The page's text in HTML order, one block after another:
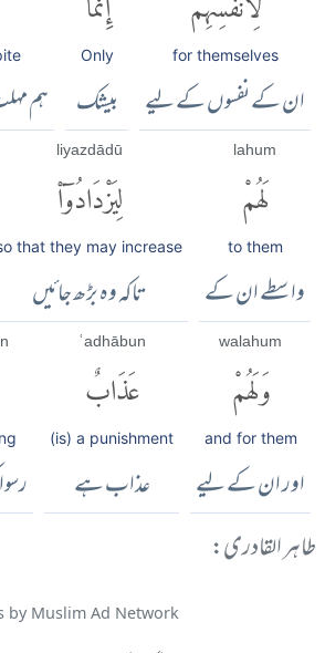
for themselves
ان کے نفسوں کے لیے
Only
بیشک ہم
lahum
لَهُمْ
to them
واسطے ان کے
liyazdādū
لِيَزْدَادُوٓا۟
that they may increase
تاکہ وہ بڑھ جائیں
walahum
وَلَهُمْ
and for them
اور ان کے لیے
ʿadhābun
عَذَابٌ
(is) a punishment
عذاب ہے
طاہر القادری:
by Muslim Ad Network